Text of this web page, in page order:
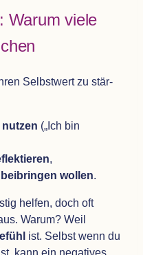
Warum viele
Selbst­wert zu stär­
(„Ich bin
,
wol­len.
hel­fen, doch oft
Warum? Weil
ist. Selbst wenn du